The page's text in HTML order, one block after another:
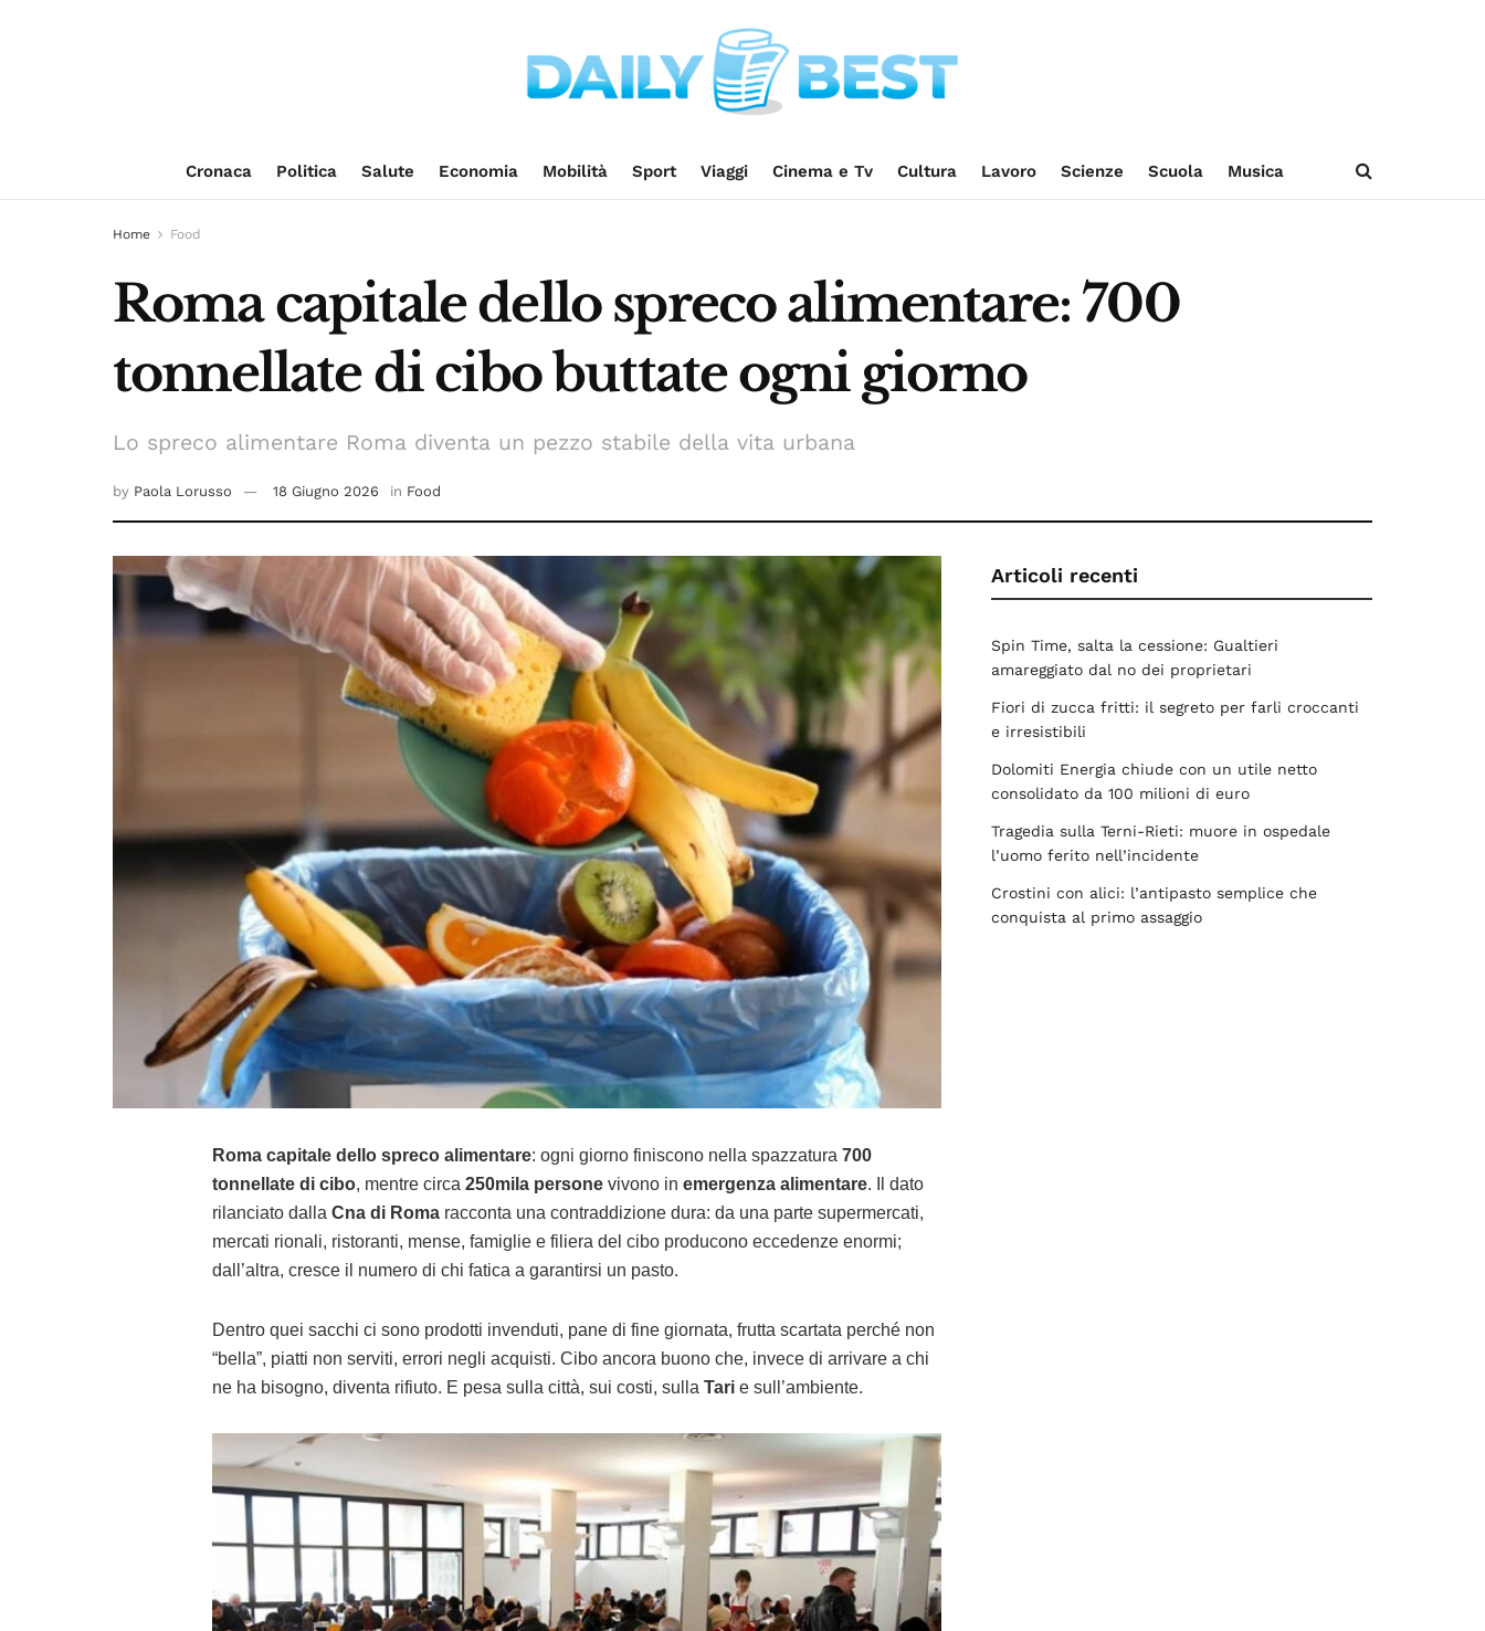
Cronaca Politica Salute Economia Mobilità Sport Viaggi Cinema e Tv Cultura Lavoro Scienze Scuola Musica
Home Food
Roma capitale dello spreco alimentare: 700
tonnellate di cibo buttate ogni giorno
Lo spreco alimentare Roma diventa un pezzo stabile della vita urbana
by Paola Lorusso 18 Giugno 2026 in Food
Roma capitale dello spreco alimentare: ogni giorno finiscono nella spazzatura 700
tonnellate di cibo, mentre circa 250mila persone vivono in emergenza alimentare. Il dato
rilanciato dalla Cna di Roma racconta una contraddizione dura: da una parte supermercati,
mercati rionali, ristoranti, mense, famiglie e filiera del cibo producono eccedenze enormi;
dall’altra, cresce il numero di chi fatica a garantirsi un pasto.
Dentro quei sacchi ci sono prodotti invenduti, pane di fine giornata, frutta scartata perché non
“bella”, piatti non serviti, errori negli acquisti. Cibo ancora buono che, invece di arrivare a chi
ne ha bisogno, diventa rifiuto. E pesa sulla città, sui costi, sulla Tari e sull’ambiente.
Articoli recenti
Spin Time, salta la cessione: Gualtieri
amareggiato dal no dei proprietari
Fiori di zucca fritti: il segreto per farli croccanti
e irresistibili
Dolomiti Energia chiude con un utile netto
consolidato da 100 milioni di euro
Tragedia sulla Terni-Rieti: muore in ospedale
l’uomo ferito nell’incidente
Crostini con alici: l’antipasto semplice che
conquista al primo assaggio